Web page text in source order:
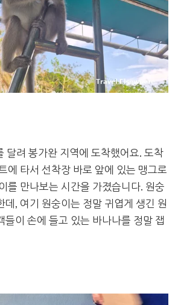
달려 봉가완 지역에 도착했어요. 도착
에 타서 선착장 바로 앞에 있는 맹그로
를 만나보는 시간을 가졌습니다. 원숭
데, 여기 원숭이는 정말 귀엽게 생긴 원
들이 손에 들고 있는 바나나를 정말 잽